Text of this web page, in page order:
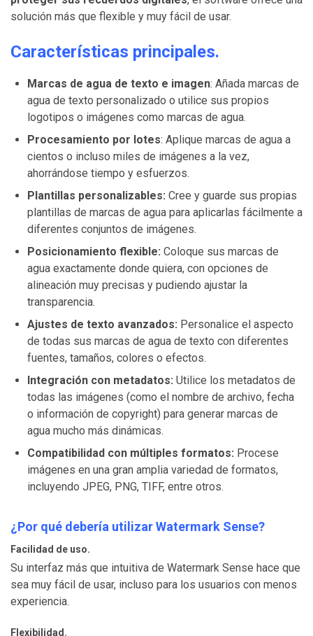
solución más que flexible y muy fácil de usar.
Características principales.
Marcas de agua de texto e imagen: Añada marcas de
agua de texto personalizado o utilice sus propios
logotipos o imágenes como marcas de agua.
Procesamiento por lotes: Aplique marcas de agua a
cientos o incluso miles de imágenes a la vez,
ahorrándose tiempo y esfuerzos.
Plantillas personalizables: Cree y guarde sus propias
plantillas de marcas de agua para aplicarlas fácilmente a
diferentes conjuntos de imágenes.
Posicionamiento flexible: Coloque sus marcas de
agua exactamente donde quiera, con opciones de
alineación muy precisas y pudiendo ajustar la
transparencia.
Ajustes de texto avanzados: Personalice el aspecto
de todas sus marcas de agua de texto con diferentes
fuentes, tamaños, colores o efectos.
Integración con metadatos: Utilice los metadatos de
todas las imágenes (como el nombre de archivo, fecha
o información de copyright) para generar marcas de
agua mucho más dinámicas.
Compatibilidad con múltiples formatos: Procese
imágenes en una gran amplia variedad de formatos,
incluyendo JPEG, PNG, TIFF, entre otros.
¿Por qué debería utilizar Watermark Sense?
Facilidad de uso.
Su interfaz más que intuitiva de Watermark Sense hace que
sea muy fácil de usar, incluso para los usuarios con menos
experiencia.
Flexibilidad.